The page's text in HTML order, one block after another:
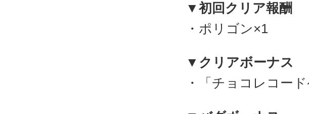
▼初回クリア報酬
・ポリゴン×1
▼クリアボーナス
・「チョコレコー